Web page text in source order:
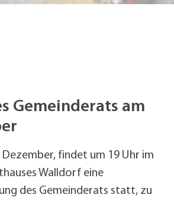
Gemeinderats am
findet um 19 Uhr im
Walldorf eine
des Gemeinderats statt, zu